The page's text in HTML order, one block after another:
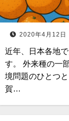
2020年4月12日
近年、日本各地
す。 外来種の一
境問題のひとつ
賀…